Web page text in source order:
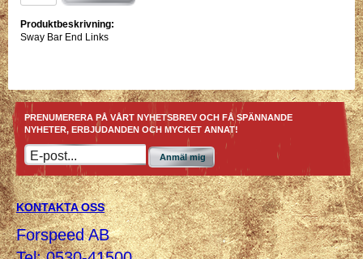
Produktbeskrivning:
Sway Bar End Links
PRENUMERERA PÅ VÅRT NYHETSBREV OCH FÅ SPÄNNANDE
NYHETER, ERBJUDANDEN OCH MYCKET ANNAT!
Anmäl mig
KONTAKTA OSS
Forspeed AB